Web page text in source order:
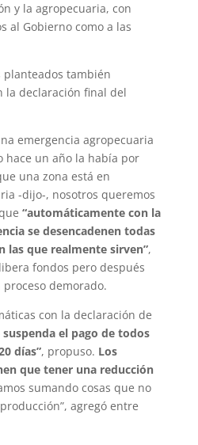
y la agropecuaria, con
al Gobierno como a las
planteados también
la declaración final del
emergencia agropecuaria
hace un año la había por
una zona está en
-dijo-, nosotros queremos
“automáticamente con la
se desencadenen todas
las que realmente sirven”,
fondos pero después
demorado.
con la declaración de
suspenda el pago de todos
días”, propuso. Los
que tener una reducción
sumando cosas que no
agregó entre